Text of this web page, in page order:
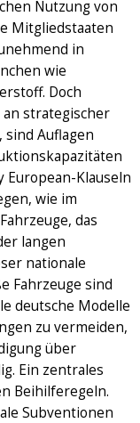
Nutzung von
Mitgliedstaaten
in
wie
Doch
strategischer
sind Auflagen
European-Klauseln
wie im
das
langen
nationale
Fahrzeuge sind
deutsche Modelle
zu vermeiden,
über
Ein zentrales
Beihilferegeln.
Subventionen